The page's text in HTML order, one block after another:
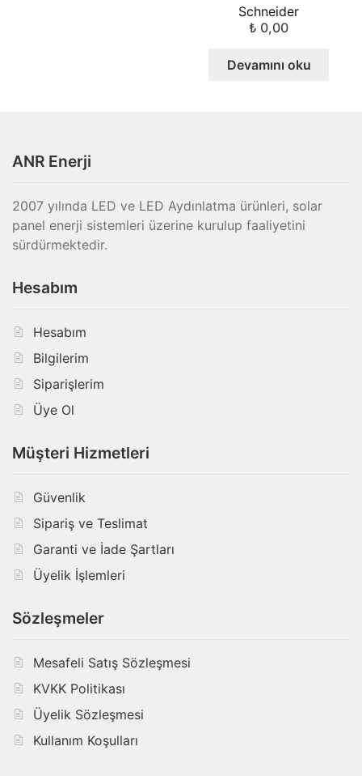
Schneider
₺ 0,00
Devamını oku
ANR Enerji
2007 yılında LED ve LED Aydınlatma ürünleri, solar
panel enerji sistemleri üzerine kurulup faaliyetini
sürdürmektedir.
Hesabım
Hesabım
Bilgilerim
Siparişlerim
Üye Ol
Müşteri Hizmetleri
Güvenlik
Sipariş ve Teslimat
Garanti ve İade Şartları
Üyelik İşlemleri
Sözleşmeler
Mesafeli Satış Sözleşmesi
KVKK Politikası
Üyelik Sözleşmesi
Kullanım Koşulları